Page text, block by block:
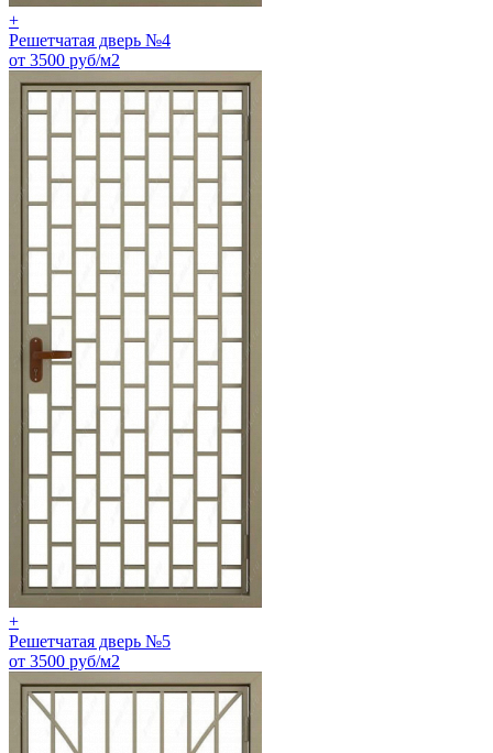
+
Решетчатая дверь №4
от 3500 руб/м2
+
Решетчатая дверь №5
от 3500 руб/м2